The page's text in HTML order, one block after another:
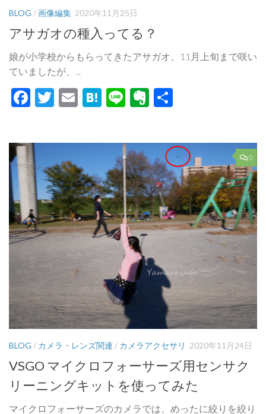
BLOG /画像編集 2020年11月25日
アサガオの種入ってる？
娘が小学校からもらってきたアサガオ、11月上旬まで咲い
ていましたが、...
Facebook
Twitter
EmailHatena
LineEvernote
0
BLOG / カメラ・レンズ関連 / カメラアクセサリ 2020年11月24日
VSGO マイクロフォーサーズ用センサク
リーニングキットを使ってみた
マイクロフォーサーズのカメラでは、めったに絞りを絞り